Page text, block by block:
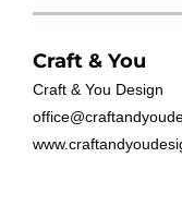
Craft & You
Craft & You Design